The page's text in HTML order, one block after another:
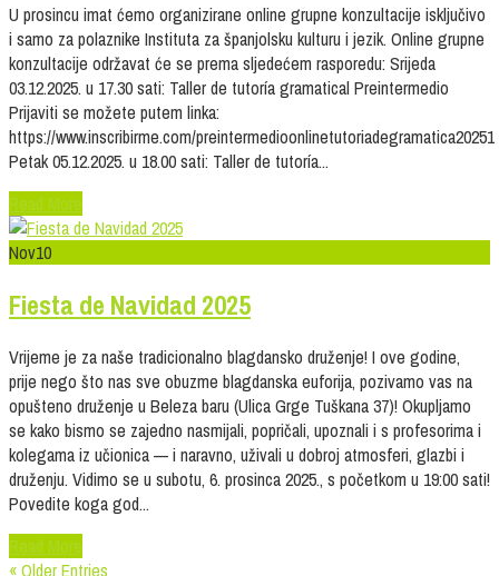
U prosincu imat ćemo organizirane online grupne konzultacije isključivo
i samo za polaznike Instituta za španjolsku kulturu i jezik. Online grupne
konzultacije održavat će se prema sljedećem rasporedu: Srijeda
03.12.2025. u 17.30 sati: Taller de tutoría gramatical Preintermedio
Prijaviti se možete putem linka:
https://www.inscribirme.com/preintermedioonlinetutoriadegramatica20251
Petak 05.12.2025. u 18.00 sati: Taller de tutoría...
Read More
Nov10
Fiesta de Navidad 2025
Vrijeme je za naše tradicionalno blagdansko druženje! I ove godine,
prije nego što nas sve obuzme blagdanska euforija, pozivamo vas na
opušteno druženje u Beleza baru (Ulica Grge Tuškana 37)! Okupljamo
se kako bismo se zajedno nasmijali, popričali, upoznali i s profesorima i
kolegama iz učionica — i naravno, uživali u dobroj atmosferi, glazbi i
druženju. Vidimo se u subotu, 6. prosinca 2025., s početkom u 19:00 sati!
Povedite koga god...
Read More
« Older Entries